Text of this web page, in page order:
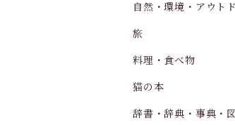
自然・環境・アウト
旅
料理・食べ物
猫の本
辞書・辞典・事典・